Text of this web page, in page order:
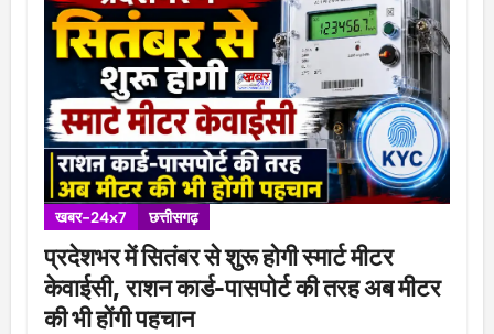
खबर-24x7 छत्तीसगढ़
प्रदेशभर में सितंबर से शुरू होगी स्मार्ट मीटर
केवाईसी, राशन कार्ड-पासपोर्ट की तरह अब मीटर
की भी होंगी पहचान